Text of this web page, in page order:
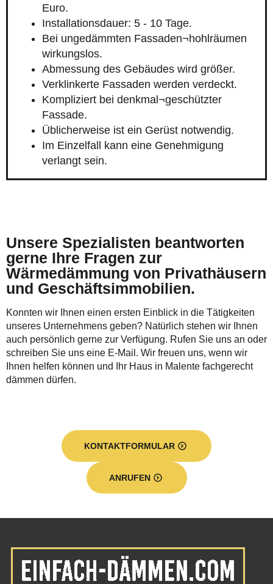
Euro.
Installationsdauer: 5 - 10 Tage.
Bei ungedämmten Fassaden¬hohlräumen
wirkungslos.
Abmessung des Gebäudes wird größer.
Verklinkerte Fassaden werden verdeckt.
Kompliziert bei denkmal¬geschützter
Fassade.
Üblicherweise ist ein Gerüst notwendig.
Im Einzelfall kann eine Genehmigung
verlangt sein.
Unsere Spezialisten beantworten
gerne Ihre Fragen zur
Wärmedämmung von Privathäusern
und Geschäftsimmobilien.
Konnten wir Ihnen einen ersten Einblick in die Tätigkeiten
unseres Unternehmens geben? Natürlich stehen wir Ihnen
auch persönlich gerne zur Verfügung. Rufen Sie uns an oder
schreiben Sie uns eine E-Mail. Wir freuen uns, wenn wir
Ihnen helfen können und Ihr Haus in Malente fachgerecht
dämmen dürfen.
KONTAKTFORMULAR
ANRUFEN